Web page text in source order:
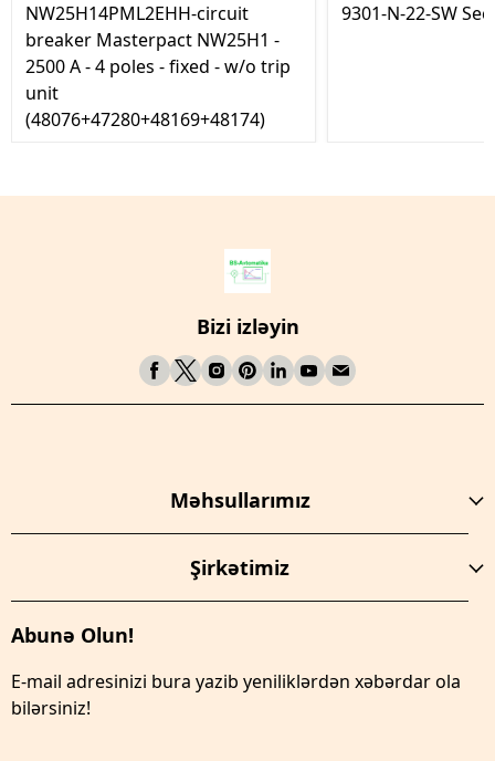
NW25H14PML2EHH-circuit
breaker Masterpact NW25H1 -
2500 A - 4 poles - fixed - w/o trip
unit
(48076+47280+48169+48174)
9301-N-22-SW
Bizi izləyin
Məhsullarımız
Şirkətimiz
Abunə Olun!
E-mail adresinizi bura yazib yeniliklərdən xəbərdar ola
bilərsiniz!